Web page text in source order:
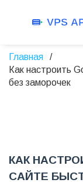
Главная
Как настроить
без заморочек
КАК
САЙТЕ